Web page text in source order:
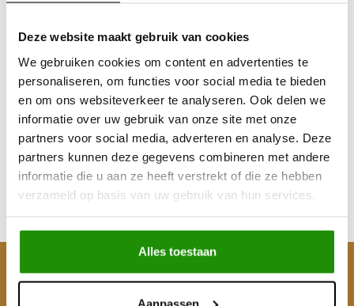
Deze website maakt gebruik van cookies
We gebruiken cookies om content en advertenties te
personaliseren, om functies voor social media te bieden
en om ons websiteverkeer te analyseren. Ook delen we
informatie over uw gebruik van onze site met onze
partners voor social media, adverteren en analyse. Deze
partners kunnen deze gegevens combineren met andere
informatie die u aan ze heeft verstrekt of die ze hebben
verzameld op basis van uw gebruik van hun services.
Alles toestaan
Aanpassen
€40,50
Excl. btw
€49,00
Klantenservice